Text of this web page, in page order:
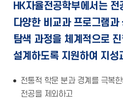
HK자율전공학부에서는
다양한 비교과 프로그램
탐색 과정을 체계적으로
설계하도록 지원하여 지
전통적 학문 분과 경계를 극복
전공을 제외하고